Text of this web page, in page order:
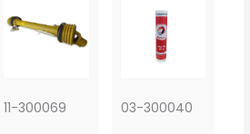
11-300069 03-300040